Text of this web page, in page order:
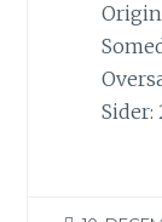
Sider: